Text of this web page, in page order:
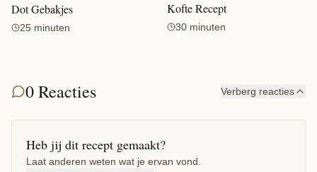
Dot Gebakjes
25 minuten
Kofte Recept
30 minuten
0 Reacties Verberg reacties
Heb jij dit recept gemaakt?
Laat anderen weten wat je ervan vond.